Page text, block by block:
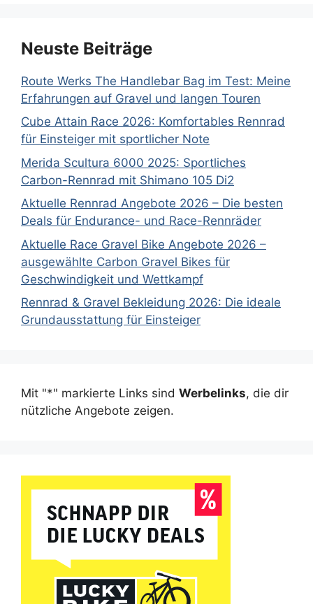
Neuste Beiträge
Route Werks The Handlebar Bag im Test: Meine
Erfahrungen auf Gravel und langen Touren
Cube Attain Race 2026: Komfortables Rennrad
für Einsteiger mit sportlicher Note
Merida Scultura 6000 2025: Sportliches
Carbon-Rennrad mit Shimano 105 Di2
Aktuelle Rennrad Angebote 2026 – Die besten
Deals für Endurance- und Race-Rennräder
Aktuelle Race Gravel Bike Angebote 2026 –
ausgewählte Carbon Gravel Bikes für
Geschwindigkeit und Wettkampf
Rennrad & Gravel Bekleidung 2026: Die ideale
Grundausstattung für Einsteiger
Mit "*" markierte Links sind Werbelinks, die dir
nützliche Angebote zeigen.